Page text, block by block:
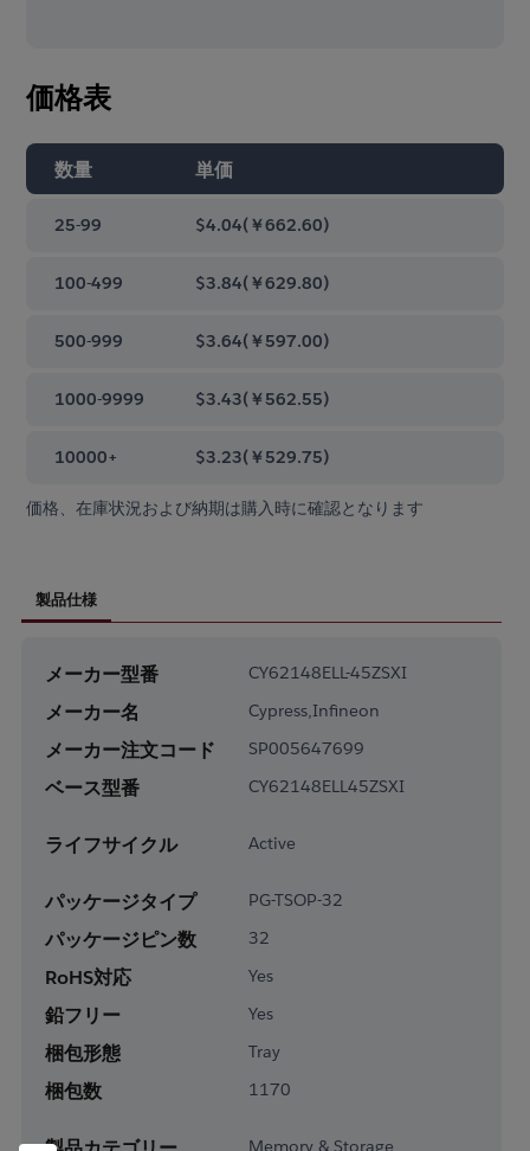
価格表
数量 単価
25-99 $4.04(￥662.60)
100-499 $3.84(￥629.80)
500-999 $3.64(￥597.00)
1000-9999 $3.43(￥562.55)
10000+ $3.23(￥529.75)
価格、在庫状況および納期は購入時に確認となります
製品仕様
メーカー型番 CY62148ELL-45ZSXI
メーカー名 Cypress,Infineon
メーカー注文コード SP005647699
ベース型番 CY62148ELL45ZSXI
ライフサイクル Active
パッケージタイプ PG-TSOP-32
パッケージピン数 32
RoHS対応 Yes
鉛フリー Yes
梱包形態 Tray
梱包数 1170
Memory & Storage